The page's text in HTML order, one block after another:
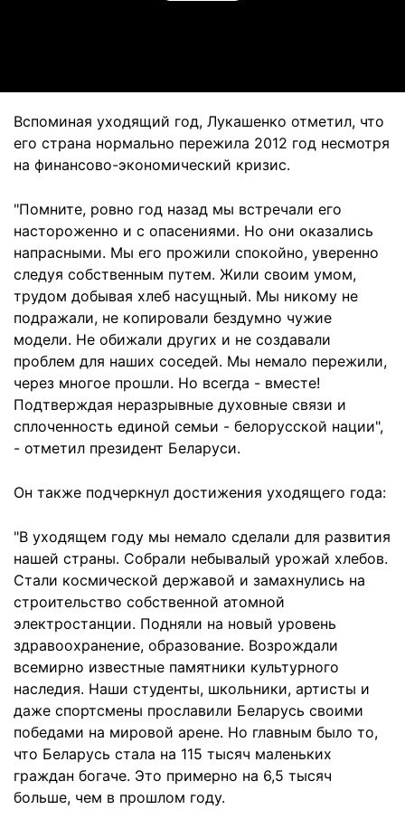
Вспоминая уходящий год, Лукашенко отметил, что
его страна нормально пережила 2012 год несмотря
на финансово-экономический кризис.
"Помните, ровно год назад мы встречали его
настороженно и с опасениями. Но они оказались
напрасными. Мы его прожили спокойно, уверенно
следуя собственным путем. Жили своим умом,
трудом добывая хлеб насущный. Мы никому не
подражали, не копировали бездумно чужие
модели. Не обижали других и не создавали
проблем для наших соседей. Мы немало пережили,
через многое прошли. Но всегда - вместе!
Подтверждая неразрывные духовные связи и
сплоченность единой семьи - белорусской нации",
- отметил президент Беларуси.
Он также подчеркнул достижения уходящего года:
"В уходящем году мы немало сделали для развития
нашей страны. Собрали небывалый урожай хлебов.
Стали космической державой и замахнулись на
строительство собственной атомной
электростанции. Подняли на новый уровень
здравоохранение, образование. Возрождали
всемирно известные памятники культурного
наследия. Наши студенты, школьники, артисты и
даже спортсмены прославили Беларусь своими
победами на мировой арене. Но главным было то,
что Беларусь стала на 115 тысяч маленьких
граждан богаче. Это примерно на 6,5 тысяч
больше, чем в прошлом году.